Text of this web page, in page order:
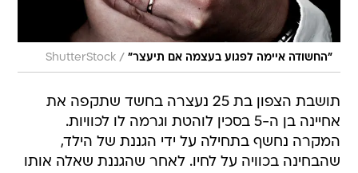
"החשודה איימה לפגוע בעצמה אם תיעצר" /
ShutterStock
תושבת הצפון בת 25 נעצרה בחשד שתקפה את
אחיינה בן ה-5 בסכין לוהטת וגרמה לו לכוויות.
המקרה נחשף בתחילה על ידי הגננת של הילד,
שהבחינה בכוויה על לחיו. לאחר שהגננת שאלה אותו